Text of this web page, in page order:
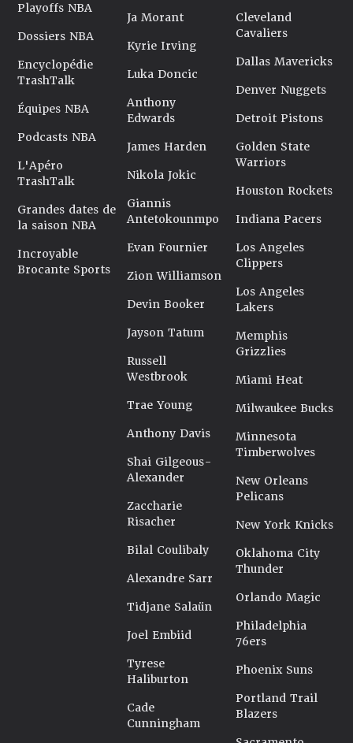
Playoffs NBA
Dossiers NBA
Encyclopédie
TrashTalk
Équipes NBA
Podcasts NBA
L'Apéro
TrashTalk
Grandes dates de
la saison NBA
Incroyable
Brocante Sports
Ja Morant
Kyrie Irving
Luka Doncic
Anthony
Edwards
James Harden
Nikola Jokic
Giannis
Antetokounmpo
Evan Fournier
Zion Williamson
Devin Booker
Jayson Tatum
Russell
Westbrook
Trae Young
Anthony Davis
Shai Gilgeous-
Alexander
Zaccharie
Risacher
Bilal Coulibaly
Alexandre Sarr
Tidjane Salaün
Joel Embiid
Tyrese
Haliburton
Cade
Cunningham
Cleveland
Cavaliers
Dallas Mavericks
Denver Nuggets
Detroit Pistons
Golden State
Warriors
Houston Rockets
Indiana Pacers
Los Angeles
Clippers
Los Angeles
Lakers
Memphis
Grizzlies
Miami Heat
Milwaukee Bucks
Minnesota
Timberwolves
New Orleans
Pelicans
New York Knicks
Oklahoma City
Thunder
Orlando Magic
Philadelphia
76ers
Phoenix Suns
Portland Trail
Blazers